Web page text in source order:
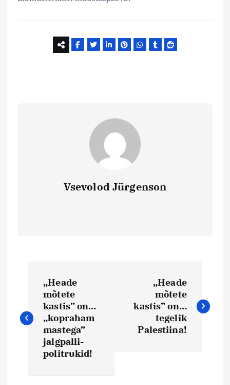
Vsevolod Jürgenson
v
„Heade
mõtete
kastis” on…
„kopraham
mastega”
jalgpalli-
politrukid!
„Heade
mõtete
kastis” on…
tegelik
Palestiina!